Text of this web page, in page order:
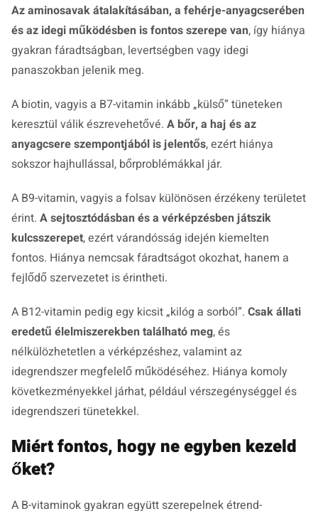
Az aminosavak átalakításában, a fehérje-anyagcserében
és az idegi működésben is fontos szerepe van, így hiánya
gyakran fáradtságban, levertségben vagy idegi
panaszokban jelenik meg.
A biotin, vagyis a B7-vitamin inkább „külső” tüneteken
keresztül válik észrevehetővé. A bőr, a haj és az
anyagcsere szempontjából is jelentős, ezért hiánya
sokszor hajhullással, bőrproblémákkal jár.
A B9-vitamin, vagyis a folsav különösen érzékeny területet
érint. A sejtosztódásban és a vérképzésben játszik
kulcsszerepet, ezért várandósság idején kiemelten
fontos. Hiánya nemcsak fáradtságot okozhat, hanem a
fejlődő szervezetet is érintheti.
A B12-vitamin pedig egy kicsit „kilóg a sorból”. Csak állati
eredetű élelmiszerekben található meg, és
nélkülözhetetlen a vérképzéshez, valamint az
idegrendszer megfelelő működéséhez. Hiánya komoly
következményekkel járhat, például vérszegénységgel és
idegrendszeri tünetekkel.
Miért fontos, hogy ne egyben kezeld
őket?
A B-vitaminok gyakran együtt szerepelnek étrend-